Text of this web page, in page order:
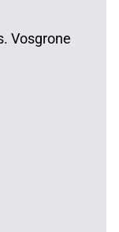
Vosgrone